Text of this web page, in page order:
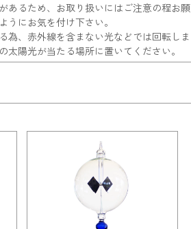
あるため、お取り扱いにはご注意の程お願
うにお気を付け下さい。
為、赤外線を含まない光などでは回転しま
陽光が当たる場所に置いてください。